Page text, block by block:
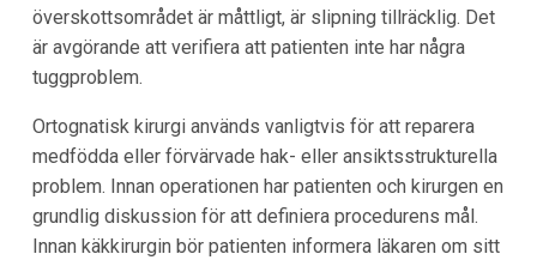
överskottsområdet är måttligt, är slipning tillräcklig. Det
är avgörande att verifiera att patienten inte har några
tuggproblem.
Ortognatisk kirurgi används vanligtvis för att reparera
medfödda eller förvärvade hak- eller ansiktsstrukturella
problem. Innan operationen har patienten och kirurgen en
grundlig diskussion för att definiera procedurens mål.
Innan käkkirurgin bör patienten informera läkaren om sitt